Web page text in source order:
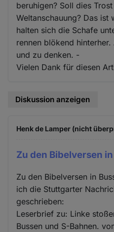
beruhigen? Soll dies
Weltanschauung? Das ist
halten sich die Schafe
rennen blökend
und zu denken. -
Vielen Dank für diesen
Diskussion anzeigen
Henk de Lamper (nicht
Zu den Bibelversen
Zu den Bibelversen in
ich die Stuttgarter
geschrieben:
Leserbrief zu: Linke
Bussen und S-Bahnen.